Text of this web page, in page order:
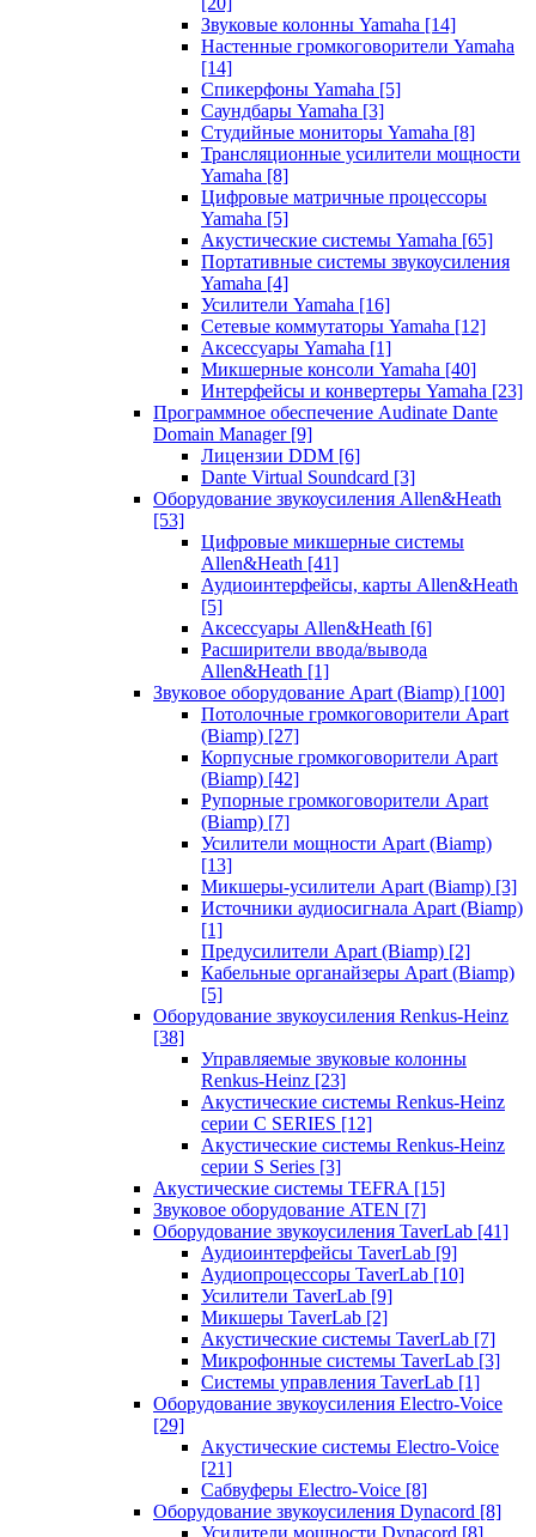
Звуковые колонны Yamaha [14]
Настенные громкоговорители Yamaha
[14]
Спикерфоны Yamaha [5]
Саундбары Yamaha [3]
Студийные мониторы Yamaha [8]
Трансляционные усилители мощности
Yamaha [8]
Цифровые матричные процессоры
Yamaha [5]
Акустические системы Yamaha [65]
Портативные системы звукоусиления
Yamaha [4]
Усилители Yamaha [16]
Сетевые коммутаторы Yamaha [12]
Аксессуары Yamaha [1]
Микшерные консоли Yamaha [40]
Интерфейсы и конвертеры Yamaha [23]
Программное обеспечение Audinate Dante
Domain Manager [9]
Лицензии DDM [6]
Dante Virtual Soundcard [3]
Оборудование звукоусиления Allen&Heath
[53]
Цифровые микшерные системы
Allen&Heath [41]
Аудиоинтерфейсы, карты Allen&Heath
[5]
Аксессуары Allen&Heath [6]
Расширители ввода/вывода
Allen&Heath [1]
Звуковое оборудование Apart (Biamp) [100]
Потолочные громкоговорители Apart
(Biamp) [27]
Корпусные громкоговорители Apart
(Biamp) [42]
Рупорные громкоговорители Apart
(Biamp) [7]
Усилители мощности Apart (Biamp)
[13]
Микшеры-усилители Apart (Biamp) [3]
Источники аудиосигнала Apart (Biamp)
[1]
Предусилители Apart (Biamp) [2]
Кабельные органайзеры Apart (Biamp)
[5]
Оборудование звукоусиления Renkus-Heinz
[38]
Управляемые звуковые колонны
Renkus-Heinz [23]
Акустические системы Renkus-Heinz
серии C SERIES [12]
Акустические системы Renkus-Heinz
серии S Series [3]
Акустические системы TEFRA [15]
Звуковое оборудование ATEN [7]
Оборудование звукоусиления TaverLab [41]
Аудиоинтерфейсы TaverLab [9]
Аудиопроцессоры TaverLab [10]
Усилители TaverLab [9]
Микшеры TaverLab [2]
Акустические системы TaverLab [7]
Микрофонные системы TaverLab [3]
Системы управления TaverLab [1]
Оборудование звукоусиления Electro-Voice
[29]
Акустические системы Electro-Voice
[21]
Сабвуферы Electro-Voice [8]
Оборудование звукоусиления Dynacord [8]
Усилители мощности Dynacord [8]